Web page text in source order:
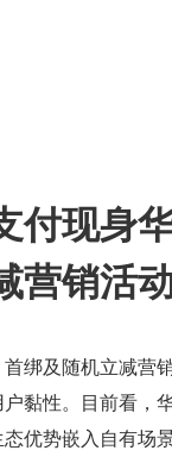
付现身
营销活动
首绑及随机立减营
黏性。目前看，
优势嵌入自有场